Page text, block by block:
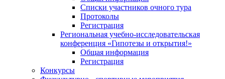
Списки участников очного тура
Протоколы
Регистрация
Региональная учебно-исследовательская
конференция «Гипотезы и открытия!»
Общая информация
Регистрация
Конкурсы